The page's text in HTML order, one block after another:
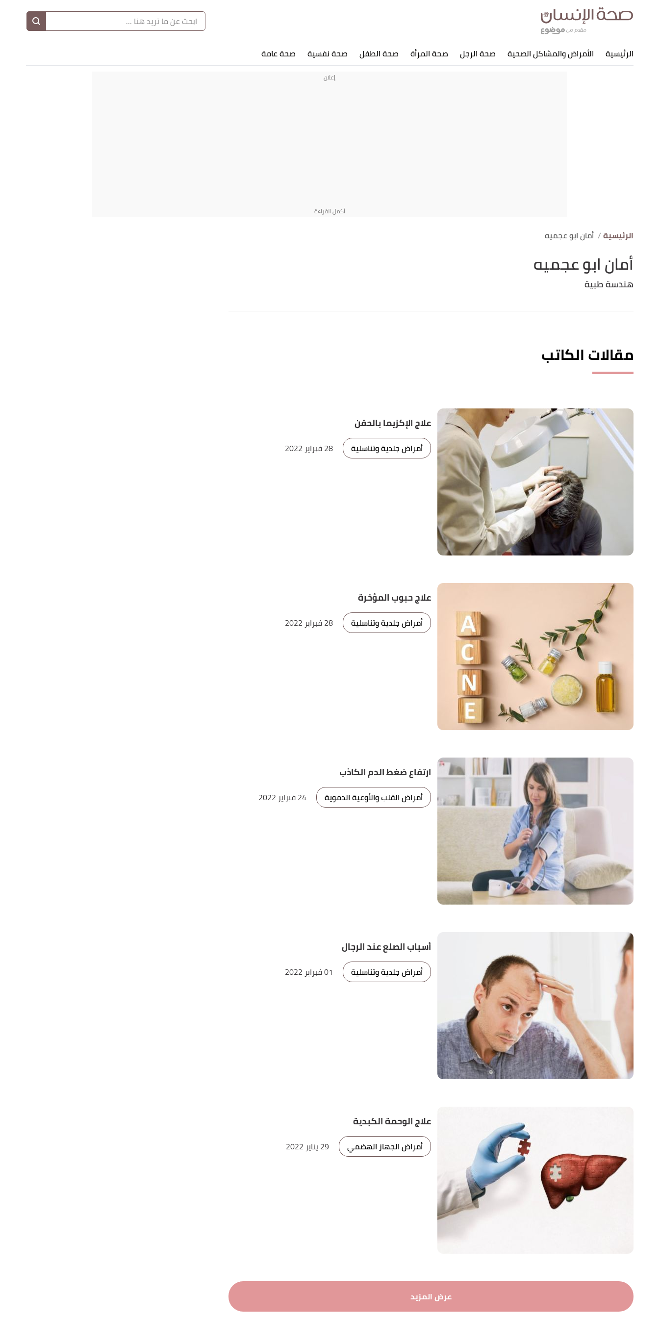
الرئيسية الأمراض والمشاكل الصحية صحة الرجل صحة المرأة صحة الطفل صحة نفسية صحة عامة
الرئيسية أمان ابو عجميه
أمان ابو عجميه
هندسة طبية
مقالات الكاتب
علاج الإكزيما بالحقن
أمراض جلدية وتناسلية 28 فبراير 2022
علاج حبوب المؤخرة
أمراض جلدية وتناسلية 28 فبراير 2022
ارتفاع ضغط الدم الكاذب
أمراض القلب والأوعية الدموية 24 فبراير 2022
أسباب الصلع عند الرجال
أمراض جلدية وتناسلية 01 فبراير 2022
علاج الوحمة الكبدية
أمراض الجهاز الهضمي 29 يناير 2022